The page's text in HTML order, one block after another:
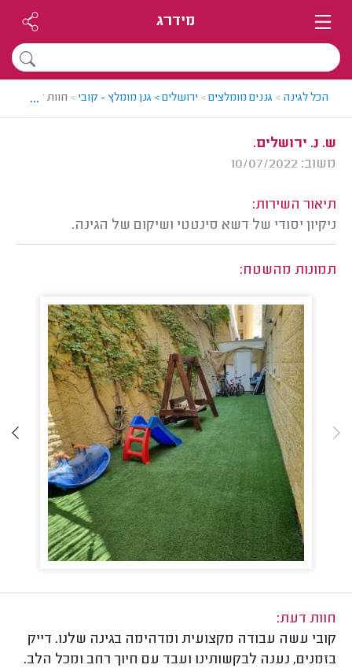
מידרג
הכל לגינה > גננים מומלצים> ירושלים > גנן מומלץ - קובי > חוות דעת
...
ש. נ. ירושלים.
משוב: 10/07/2022
תיאור השירות:
ניקיון יסודי של דשא סינטטי ושיקום של הגינה.
תמונות מהשטח:
חוות דעת:
קובי עשה עבודה מקצועית ומדהימה בגינה שלנו. דייק
בזמנים, נענה לבקשותינו ועבד עם חיוך רחב ומכל הלב.